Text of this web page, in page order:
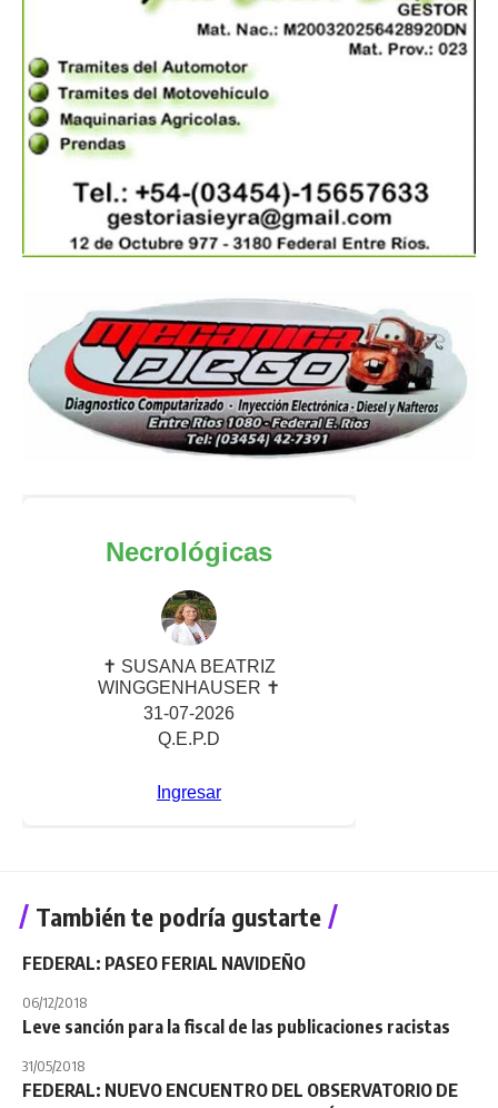
También te podría gustarte
FEDERAL: PASEO FERIAL NAVIDEÑO
06/12/2018
Leve sanción para la fiscal de las publicaciones racistas
31/05/2018
FEDERAL: NUEVO ENCUENTRO DEL OBSERVATORIO DE